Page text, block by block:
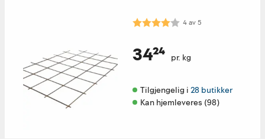
Karakter: 4.0 av 5 mulige
4av5
34²⁴ pr. kg
Tilgjengelig i 28 butikker
Kan hjemleveres (98)